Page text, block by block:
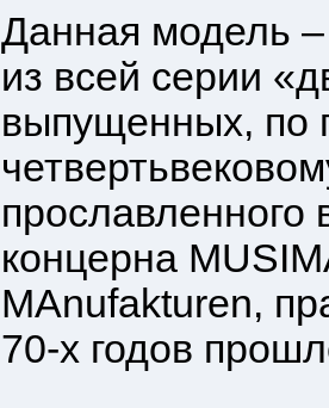
Данная модель
из всей серии
выпущенных, по
прославленного
концерна
MAnufakturen,
70-х годов